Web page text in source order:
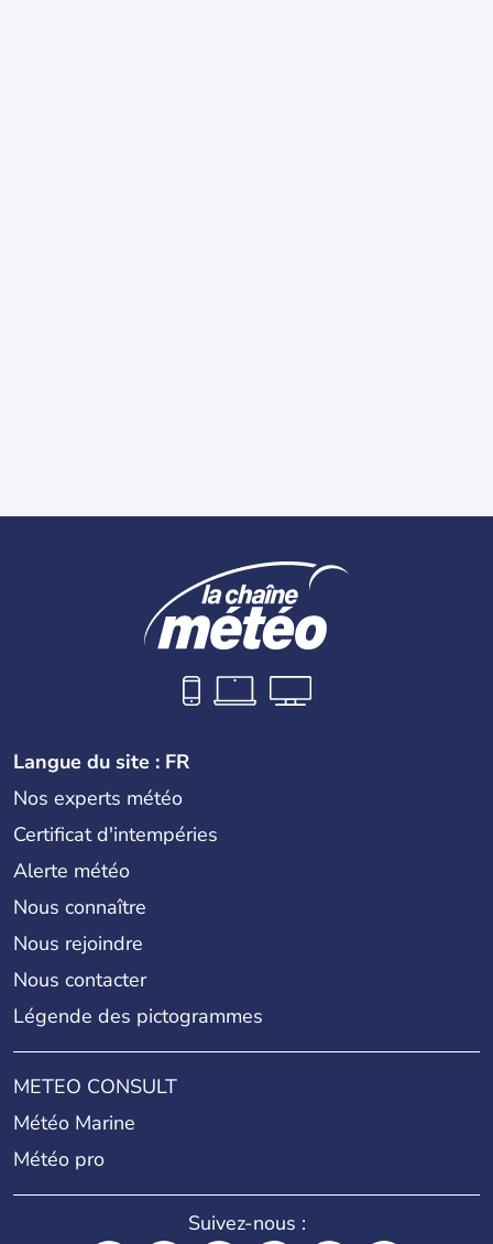
Langue du site : FR
Nos experts météo
Certificat d'intempéries
Alerte météo
Nous connaître
Nous rejoindre
Nous contacter
Légende des pictogrammes
METEO CONSULT
Météo Marine
Météo pro
Suivez-nous :